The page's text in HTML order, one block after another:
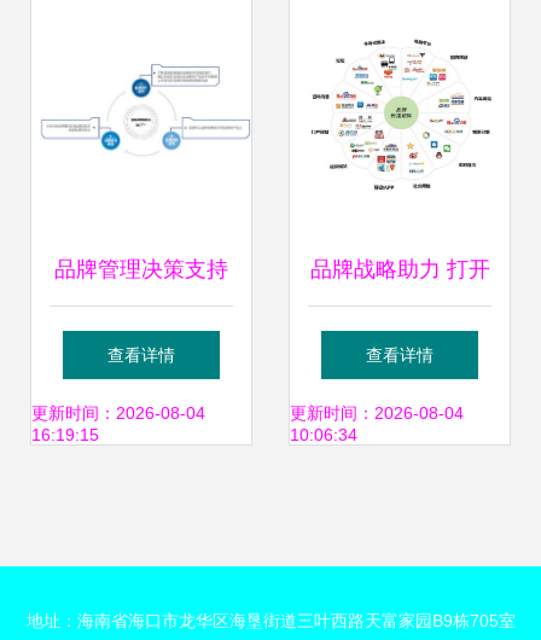
品牌管理决策支持
体系的构建与优化
查看详情
更新时间：2026-08-04
16:19:15
品牌战略助力 打开
公益筹款“市场”新
路径
查看详情
更新时间：2026-08-04
10:06:34
地址：海南省海口市龙华区海垦街道三叶西路天富家园B9栋705室